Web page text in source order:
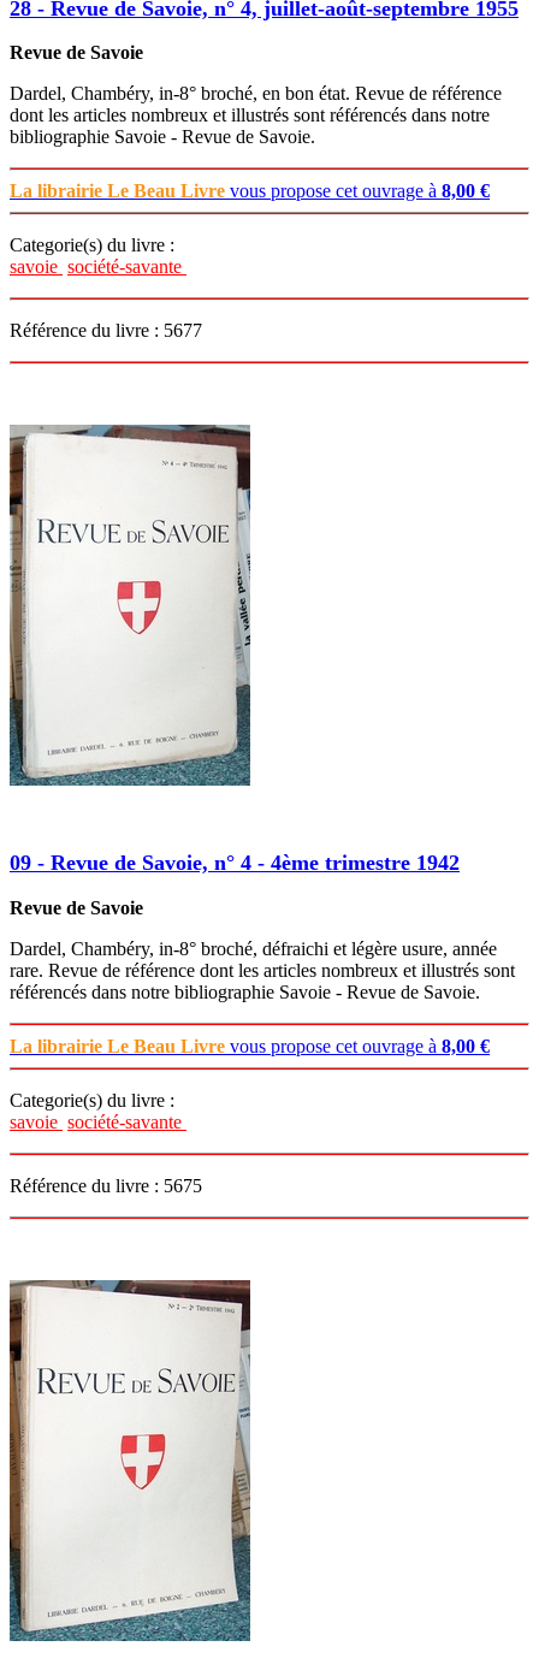
28 - Revue de Savoie, n° 4, juillet-août-septembre 1955
Revue de Savoie
Dardel, Chambéry, in-8° broché, en bon état. Revue de référence
dont les articles nombreux et illustrés sont référencés dans notre
bibliographie Savoie - Revue de Savoie.
La librairie Le Beau Livre vous propose cet ouvrage à 8,00 €
Categorie(s) du livre :
savoie société-savante
Référence du livre : 5677
09 - Revue de Savoie, n° 4 - 4ème trimestre 1942
Revue de Savoie
Dardel, Chambéry, in-8° broché, défraichi et légère usure, année
rare. Revue de référence dont les articles nombreux et illustrés sont
référencés dans notre bibliographie Savoie - Revue de Savoie.
La librairie Le Beau Livre vous propose cet ouvrage à 8,00 €
Categorie(s) du livre :
savoie société-savante
Référence du livre : 5675